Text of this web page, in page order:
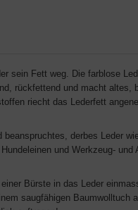
sein Fett weg. Die farblose
rückfettend und macht altes,
riecht das Lederfett
derbes Leder
und Werkzeug- und
Bürste in das Leder
saugfähigen Baumwolltuch